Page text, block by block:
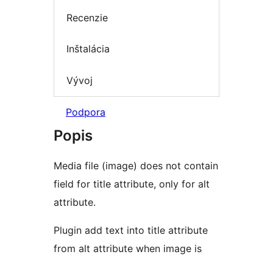
Recenzie
Inštalácia
Vývoj
Podpora
Popis
Media file (image) does not contain
field for title attribute, only for alt
attribute.
Plugin add text into title attribute
from alt attribute when image is